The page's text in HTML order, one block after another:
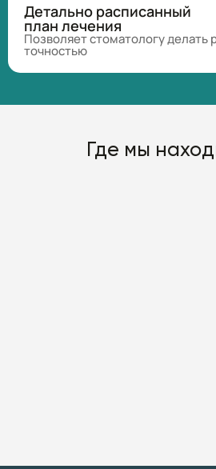
Детально расписанный
план лечения
Позволяет стоматологу делать
точностью
Где мы